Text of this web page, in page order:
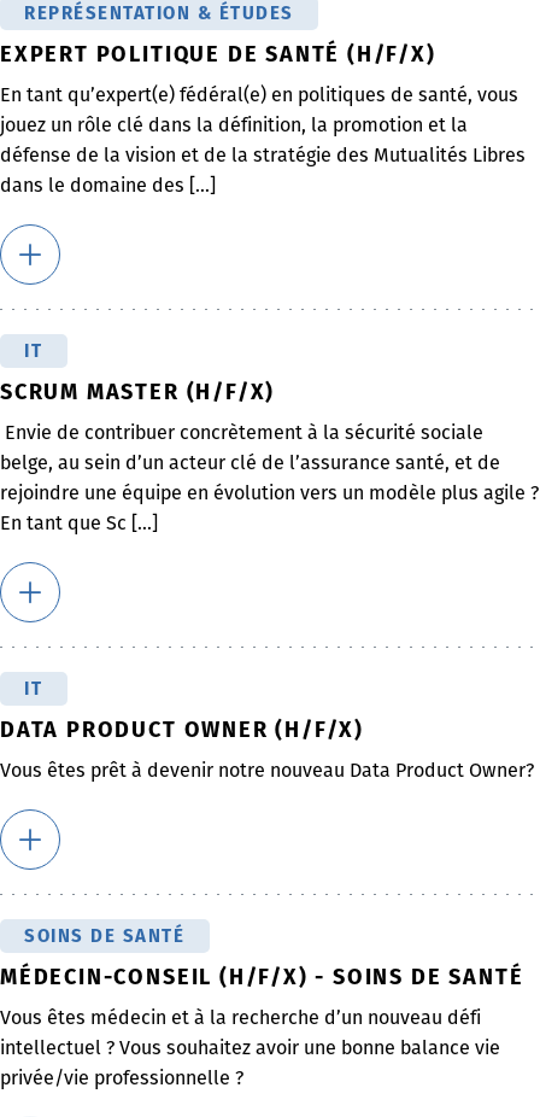
REPRÉSENTATION & ÉTUDES
EXPERT POLITIQUE DE SANTÉ (H/F/X)
En tant qu’expert(e) fédéral(e) en politiques de santé, vous
jouez un rôle clé dans la définition, la promotion et la
défense de la vision et de la stratégie des Mutualités Libres
dans le domaine des [...]
IT
SCRUM MASTER (H/F/X)
Envie de contribuer concrètement à la sécurité sociale
belge, au sein d’un acteur clé de l’assurance santé, et de
rejoindre une équipe en évolution vers un modèle plus agile ?
En tant que Sc [...]
IT
DATA PRODUCT OWNER (H/F/X)
Vous êtes prêt à devenir notre nouveau Data Product Owner?
SOINS DE SANTÉ
MÉDECIN-CONSEIL (H/F/X) - SOINS DE SANTÉ
Vous êtes médecin et à la recherche d’un nouveau défi
intellectuel ? Vous souhaitez avoir une bonne balance vie
privée/vie professionnelle ?